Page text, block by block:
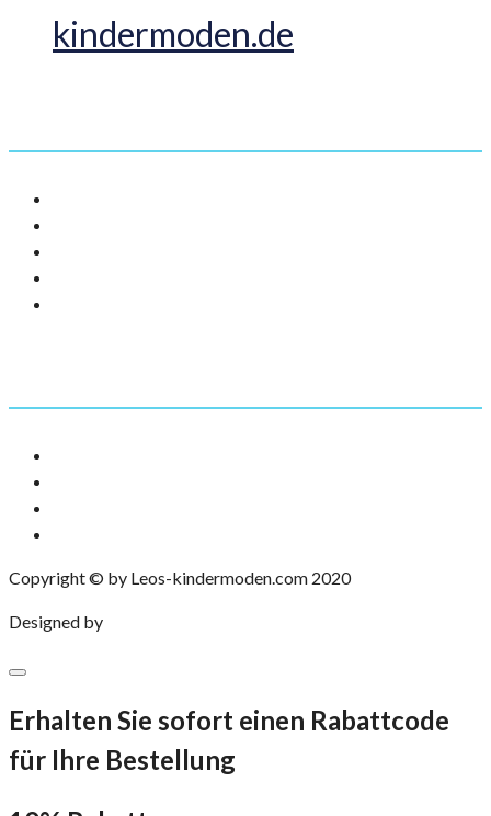
kindermoden.de
Copyright © by Leos-kindermoden.com 2020
Designed by
Erhalten Sie sofort einen Rabattcode
für Ihre Bestellung